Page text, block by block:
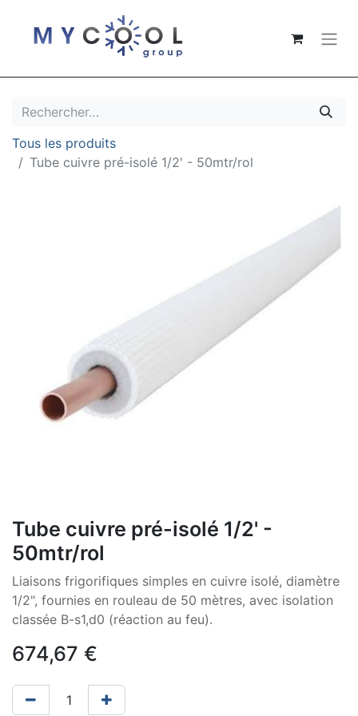
Tous les produits
Tube cuivre pré-isolé 1/2' - 50mtr/rol
Tube cuivre pré-isolé 1/2' -
50mtr/rol
Liaisons frigorifiques simples en cuivre isolé, diamètre
1/2", fournies en rouleau de 50 mètres, avec isolation
classée B-s1,d0 (réaction au feu).
674,67 €